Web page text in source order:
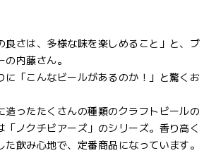
良さは、多様な味を楽しめること」と、ブ
内藤さん。
に「こんなビールがあるのか！」と驚くお
造ったたくさんの種類のクラフトビールの
「ノクチビアーズ」のシリーズ。香り高く
飲み心地で、定番商品になっています。